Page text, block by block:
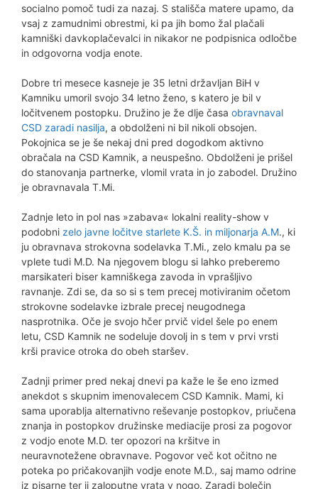
socialno pomoč tudi za nazaj. S stališča matere upamo, da
vsaj z zamudnimi obrestmi, ki pa jih bomo žal plačali
kamniški davkoplačevalci in nikakor ne podpisnica odločbe
in odgovorna vodja enote.
Dobre tri mesece kasneje je 35 letni državljan BiH v
Kamniku umoril svojo 34 letno ženo, s katero je bil v
ločitvenem postopku. Družino je že dlje časa obravnaval
CSD zaradi nasilja, a obdolženi ni bil nikoli obsojen.
Pokojnica se je še nekaj dni pred dogodkom aktivno
obračala na CSD Kamnik, a neuspešno. Obdolženi je prišel
do stanovanja partnerke, vlomil vrata in jo zabodel. Družino
je obravnavala T.Mi.
Zadnje leto in pol nas »zabava« lokalni reality-show v
podobni zelo javne ločitve starlete K.Š. in miljonarja A.M., ki
ju obravnava strokovna sodelavka T.Mi., zelo kmalu pa se
vplete tudi M.D. Na njegovem blogu si lahko preberemo
marsikateri biser kamniškega zavoda in vprašljivo
ravnanje. Zdi se, da so si s tem precej motiviranim očetom
strokovne sodelavke izbrale precej neugodnega
nasprotnika. Oče je svojo hčer prvič videl šele po enem
letu, CSD Kamnik ne sodeluje dovolj in s tem v prvi vrsti
krši pravice otroka do obeh staršev.
Zadnji primer pred nekaj dnevi pa kaže le še eno izmed
anekdot s skupnim imenovalecem CSD Kamnik. Mami, ki
sama uporablja alternativno reševanje postopkov, priučena
znanja in postopkov družinske mediacije prosi za pogovor
z vodjo enote M.D. ter opozori na kršitve in
neuravnotežene obravnave. Pogovor več kot očitno ne
poteka po pričakovanjih vodje enote M.D., saj mamo odrine
iz pisarne ter ji zaloputne vrata v nogo. Zaradi bolečin